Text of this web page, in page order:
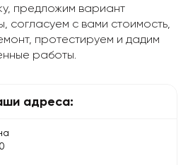
предложим вариант
согласуем с вами стоимость,
протестируем и дадим
работы.
адреса: